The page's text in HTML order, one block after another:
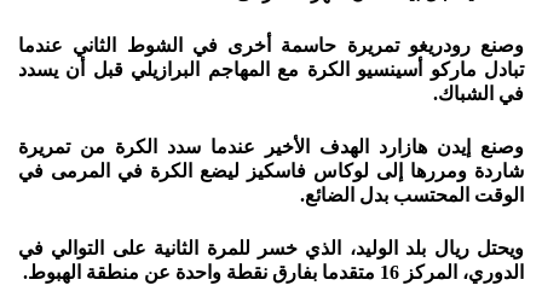
وصنع رودريغو تمريرة حاسمة أخرى في الشوط الثاني عندما
تبادل ماركو أسينسيو الكرة مع المهاجم البرازيلي قبل أن يسدد
في الشباك.
وصنع إيدن هازارد الهدف الأخير عندما سدد الكرة من تمريرة
شاردة ومررها إلى لوكاس فاسكيز ليضع الكرة في المرمى في
الوقت المحتسب بدل الضائع.
ويحتل ريال بلد الوليد، الذي خسر للمرة الثانية على التوالي في
الدوري، المركز 16 متقدما بفارق نقطة واحدة عن منطقة الهبوط.